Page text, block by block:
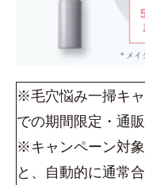
※毛穴悩み一掃キ
での期間限定・通販
※キャンペーン対
と、自動的に通常